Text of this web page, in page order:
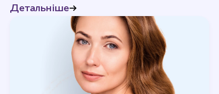
Детальніше